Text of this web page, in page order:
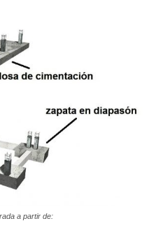
a partir de: